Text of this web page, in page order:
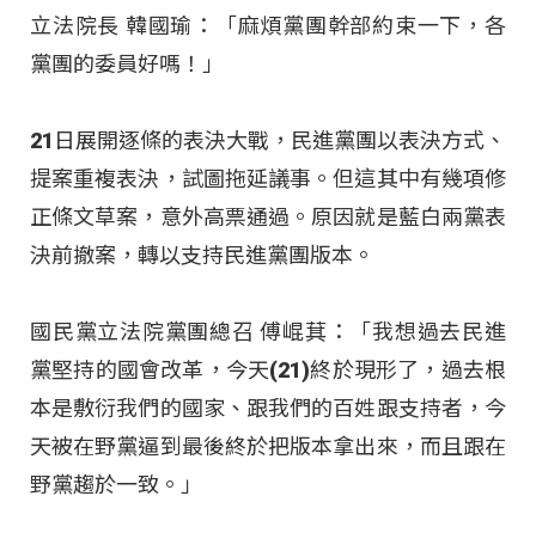
立法院長 韓國瑜：「麻煩黨團幹部約束一下，各
黨團的委員好嗎！」
21日展開逐條的表決大戰，民進黨團以表決方式、
提案重複表決，試圖拖延議事。但這其中有幾項修
正條文草案，意外高票通過。原因就是藍白兩黨表
決前撤案，轉以支持民進黨團版本。
國民黨立法院黨團總召 傅崐萁：「我想過去民進
黨堅持的國會改革，今天(21)終於現形了，過去根
本是敷衍我們的國家、跟我們的百姓跟支持者，今
天被在野黨逼到最後終於把版本拿出來，而且跟在
野黨趨於一致。」